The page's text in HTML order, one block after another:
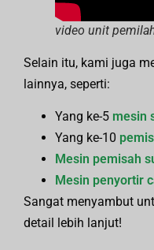
video unit
Selain itu, kami juga
lainnya, seperti:
Yang ke-5 mesin
Yang ke-10
Mesin pemisah
Mesin penyortir
Sangat menyambut
detail lebih lanjut!